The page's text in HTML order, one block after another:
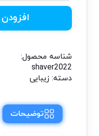
شناسه محصول:
shaver2022
دسته:زیبایی
توضیحات